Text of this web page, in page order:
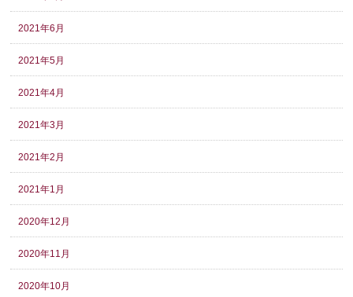
2021年6月
2021年5月
2021年4月
2021年3月
2021年2月
2021年1月
2020年12月
2020年11月
2020年10月